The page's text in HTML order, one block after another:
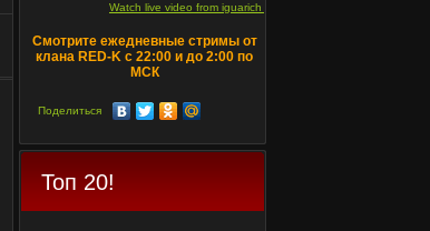
Watch live video from iguarich on ru.twitch.tv
Смотрите ежедневные стримы от
клана RED-K с 22:00 и до 2:00 по
МСК
Поделиться
Топ 20!